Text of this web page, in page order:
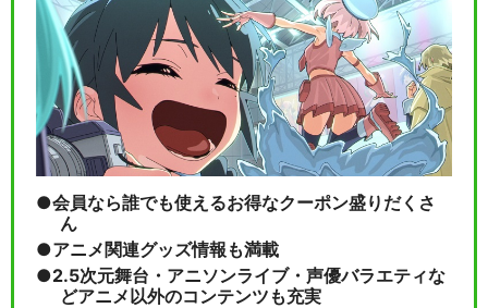
会員なら誰でも使えるお得なクーポン盛りだくさ
ん
アニメ関連グッズ情報も満載
2.5次元舞台・アニソンライブ・声優バラエティな
どアニメ以外のコンテンツも充実